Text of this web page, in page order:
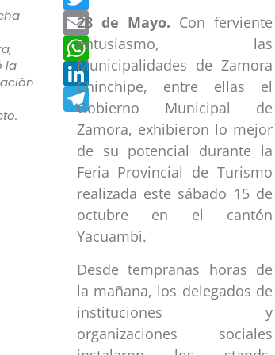
la
Email
WhatsApp
LinkedIn
Telegram
28 de Mayo. Con ferviente
entusiasmo, las
Municipalidades de Zamora
Chinchipe, entre ellas el
Gobierno Municipal de
Zamora, exhibieron lo mejor
de su potencial durante la
Feria Provincial de Turismo
realizada este sábado 15 de
octubre en el cantón
Yacuambi.
Desde tempranas horas de
la mañana, los delegados de
instituciones y
organizaciones sociales